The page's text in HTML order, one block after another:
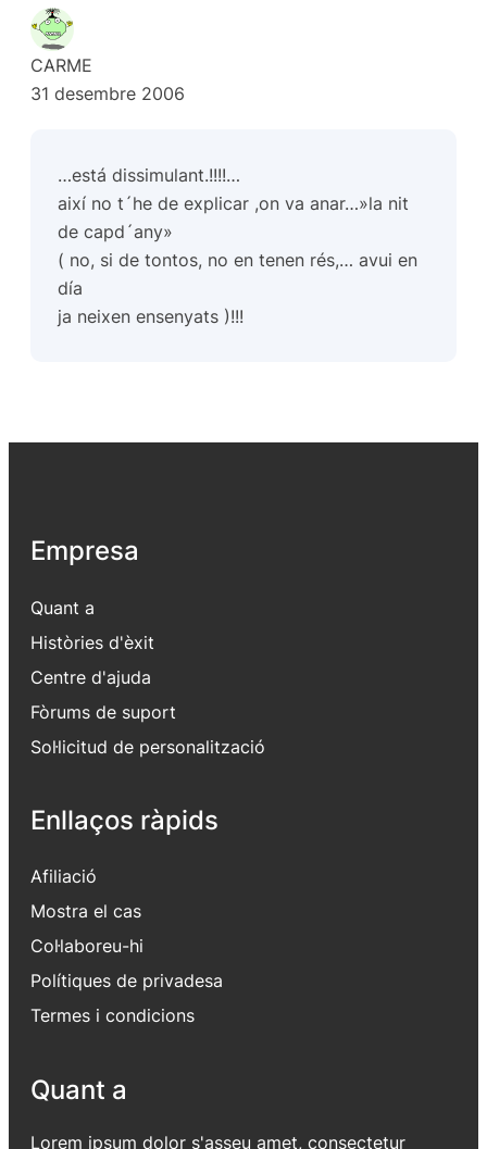
CARME
31 desembre 2006
…está dissimulant.!!!!…
així no t´he de explicar ,on va anar…»la nit
de capd´any»
( no, si de tontos, no en tenen rés,… avui en
día
ja neixen ensenyats )!!!
Empresa
Quant a
Històries d'èxit
Centre d'ajuda
Fòrums de suport
Sol·licitud de personalització
Enllaços ràpids
Afiliació
Mostra el cas
Col·laboreu-hi
Polítiques de privadesa
Termes i condicions
Quant a
Lorem ipsum dolor s'asseu amet, consectetur